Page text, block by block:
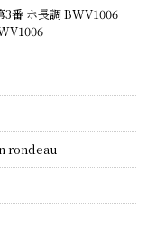
3番 ホ長調 BWV1006
rondeau